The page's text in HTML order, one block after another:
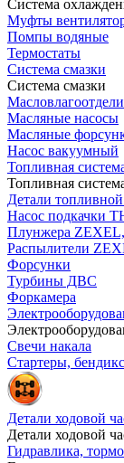
Система
Муфты
Помпы водяные
Термостаты
Система смазки
Система смазки
Масляные насосы
Масляные
Насос вакуумный
Топливная
Топливная
Детали
Насос подкачки
Плунжера
Распылители
Форсунки
Турбины ДВС
Форкамера
Свечи накала
Стартеры,
Детали ходовой
Детали ходовой
Гидравлика,